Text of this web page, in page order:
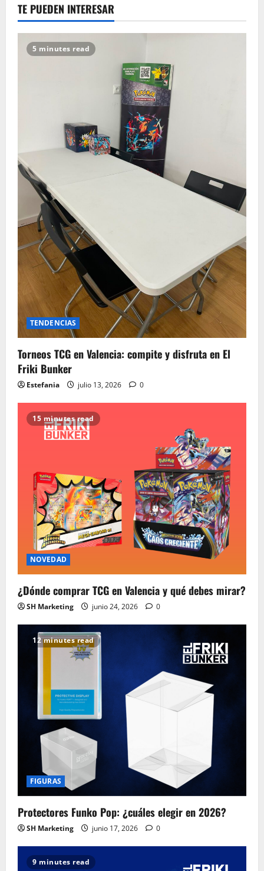
TE PUEDEN INTERESAR
5 minutes read
TENDENCIAS
Torneos TCG en Valencia: compite y disfruta en El
Friki Bunker
Estefania julio 13, 2026 0
15 minutes read
NOVEDAD
¿Dónde comprar TCG en Valencia y qué debes mirar?
SH Marketing junio 24, 2026 0
12 minutes read
FIGURAS
Protectores Funko Pop: ¿cuáles elegir en 2026?
SH Marketing junio 17, 2026 0
9 minutes read